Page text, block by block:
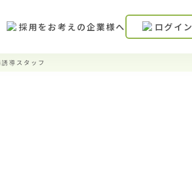
採用をお考えの企業様へ ログイン
導スタッフ